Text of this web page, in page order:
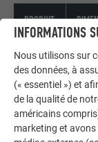
PRODUIT
Tuile
solaire
grand
format
1
INFORMATIONS
Nous utilisons sur
des données, à
(« essentiel ») et
de la qualité de
américains
marketing et